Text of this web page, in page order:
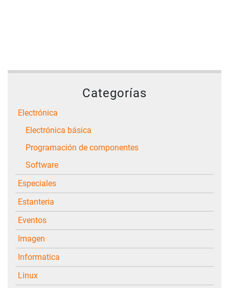
Categorías
Electrónica
Electrónica básica
Programación de componentes
Software
Especiales
Estanteria
Eventos
Imagen
Informatica
Linux